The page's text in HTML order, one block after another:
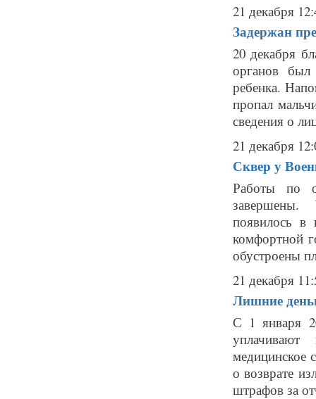
21 декабря
Задержан
20 декабря
органов
ребенка.
пропал
сведения о
21 декабря
Сквер у
Работы по
завершены.
появилось в
комфортной
обустроены
21 декабря
Лишние
С 1 января
уплачивают
медицинское
о возврате
штрафов за